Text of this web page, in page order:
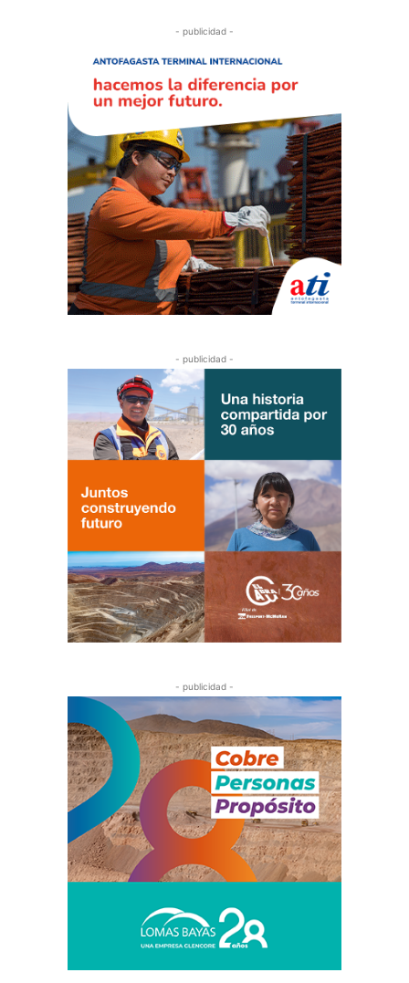
- publicidad -
- publicidad -
- publicidad -